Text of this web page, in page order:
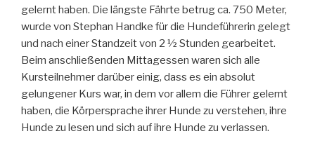
gelernt haben. Die längste Fährte betrug ca. 750 Meter,
wurde von Stephan Handke für die Hundeführerin gelegt
und nach einer Standzeit von 2 ½ Stunden gearbeitet.
Beim anschließenden Mittagessen waren sich alle
Kursteilnehmer darüber einig, dass es ein absolut
gelungener Kurs war, in dem vor allem die Führer gelernt
haben, die Körpersprache ihrer Hunde zu verstehen, ihre
Hunde zu lesen und sich auf ihre Hunde zu verlassen.